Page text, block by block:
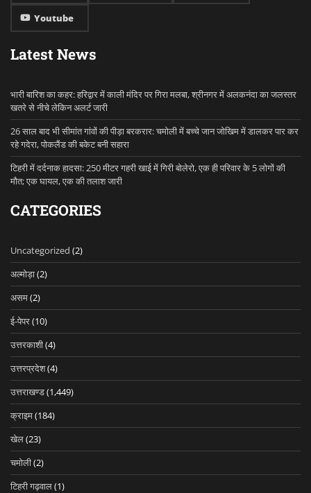
Youtube
Latest News
भारी बारिश का कहर: हरिद्वार में काली मंदिर पर गिरा मलबा, श्रीनगर में अलकनंदा का जलस्तर
खतरे से नीचे लेकिन अलर्ट जारी
26 साल बाद भी सीमांत गांवों की पीड़ा बरकरार: चमोली में बच्चे जान जोखिम में डालकर पार कर
रहे गदेरा, पोकलैंड की बकेट बनी सहारा
टिहरी में दर्दनाक हादसा: 250 मीटर गहरी खाई में गिरी बोलेरो, एक ही परिवार के 5 लोगों की
मौत; एक घायल, एक की तलाश जारी
CATEGORIES
Uncategorized (2)
अल्मोड़ा(2)
असम(2)
ई-पेपर(10)
उत्तरकाशी(4)
उत्तरप्रदेश(4)
उत्तराखण्ड(1,449)
क्राइम(184)
खेल(23)
चमोली(2)
टिहरी गढ़वाल(1)